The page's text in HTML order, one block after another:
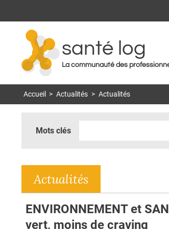
santé log
La communauté des
Accueil > Actualités > Actualités
Mots clés
Actualités
ENVIRONNEMENT et
vert, moins de craving